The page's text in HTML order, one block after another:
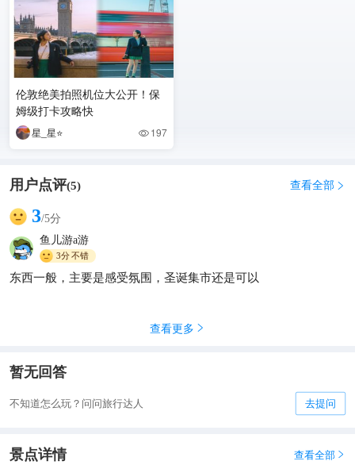
伦敦绝美拍照机位大公开！保
姆级打卡攻略快
星_星⭐️  197
用户点评(5) 查看全部 
3/5分
鱼儿游a游
3分不错
东西一般，主要是感受氛围，圣诞集市还是可以
查看更多 
暂无回答
不知道怎么玩？问问旅行达人 去提问
景点详情 查看全部 